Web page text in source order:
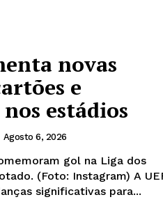
novas
e
estádios
Agosto 6, 2026
gol na Liga dos
(Foto: Instagram) A UEFA
significativas para...